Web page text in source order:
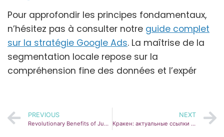
Pour approfondir les principes fondamentaux,
n’hésitez pas à consulter notre guide complet
sur la stratégie Google Ads. La maîtrise de la
segmentation locale repose sur la
compréhension fine des données et l’expér
PREVIOUS
Revolutionary Benefits of Jupiter Swap for Traders
NEXT
Кракен: актуальные ссылки и безопасный доступ в 2026